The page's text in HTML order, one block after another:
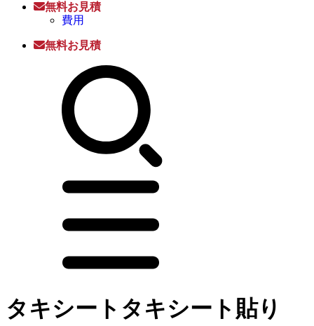
無料お見積
費用
無料お見積
タキシートタキシート貼り